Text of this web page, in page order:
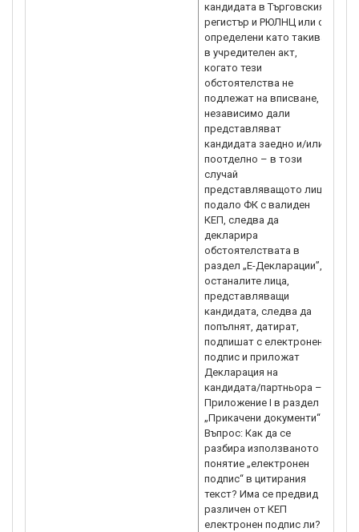
кандидата в Търговския
регистър и РЮЛНЦ или са
определени като такива
в учредителен акт,
когато тези
обстоятелства не
подлежат на вписване,
независимо дали
представляват
кандидата заедно и/или
поотделно – в този
случай
представляващото лице,
подало ФК с валиден
КЕП, следва да
декларира
обстоятелствата в
раздел „E-Декларации”, а
останалите лица,
представляващи
кандидата, следва да
попълнят, датират,
подпишат с електронен
подпис и приложат
Декларация на
кандидата/партньора –
Приложение I в раздел
„Прикачени документи“
Въпрос: Как да се
разбира използваното
понятие „електронен
подпис“ в цитирания
текст? Има се предвид
различен от КЕП
електронен подпис ли?